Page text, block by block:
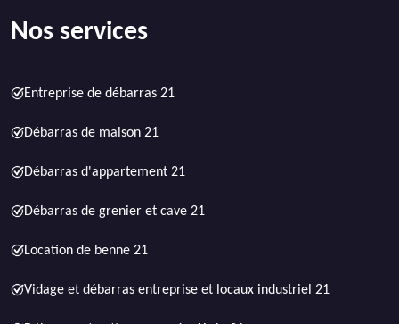
Nos services
Entreprise de débarras 21
Débarras de maison 21
Débarras d'appartement 21
Débarras de grenier et cave 21
Location de benne 21
Vidage et débarras entreprise et locaux industriel 21